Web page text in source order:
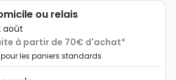
ou relais
août
à partir de 70€ d'achat*
les paniers standards